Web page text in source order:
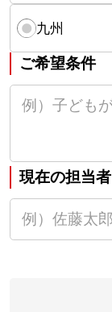
九州
ご希望条件
現在の担当者